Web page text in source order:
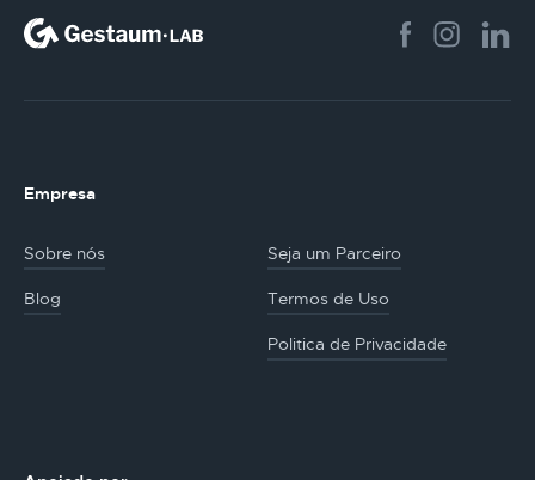
Empresa
Sobre nós Seja um Parceiro
Blog Termos de Uso
Politica de Privacidade